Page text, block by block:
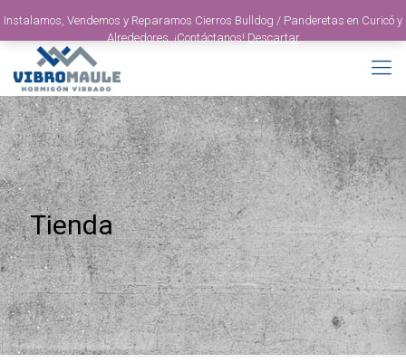
Tienda
Instalamos, Vendemos y Reparamos Cierros Bulldog / Panderetas en Curicó y
Alrededores. ¡Contáctanos!Descartar